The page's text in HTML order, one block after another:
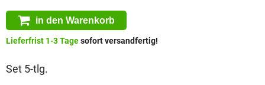
in den Warenkorb
Lieferfrist 1-3 Tagesofort versandfertig!
Set 5-tlg.